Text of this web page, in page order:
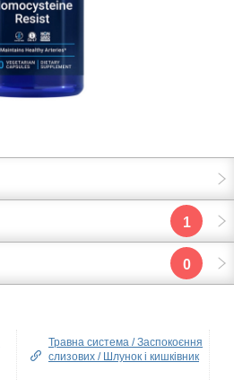
1
0
Травна система / Заспокоєння
слизових / Шлунок і кишківник